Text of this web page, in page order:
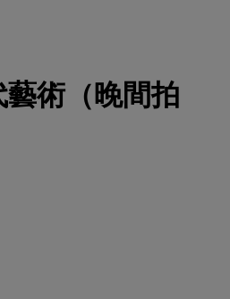
術（晚間拍